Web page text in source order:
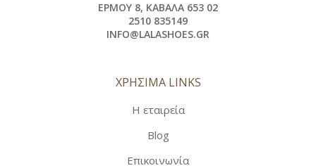
ΕΡΜΟΎ 8, ΚΑΒΆΛΑ 653 02
2510 835149
INFO@LALASHOES.GR
ΧΡΗΣΙΜΑ LINKS
Η εταιρεία
Blog
Επικοινωνία